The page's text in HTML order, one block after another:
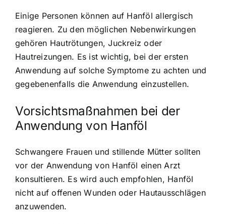
Einige Personen können auf Hanföl allergisch
reagieren. Zu den möglichen Nebenwirkungen
gehören Hautrötungen, Juckreiz oder
Hautreizungen. Es ist wichtig, bei der ersten
Anwendung auf solche Symptome zu achten und
gegebenenfalls die Anwendung einzustellen.
Vorsichtsmaßnahmen bei der
Anwendung von Hanföl
Schwangere Frauen und stillende Mütter sollten
vor der Anwendung von Hanföl einen Arzt
konsultieren. Es wird auch empfohlen, Hanföl
nicht auf offenen Wunden oder Hautausschlägen
anzuwenden.